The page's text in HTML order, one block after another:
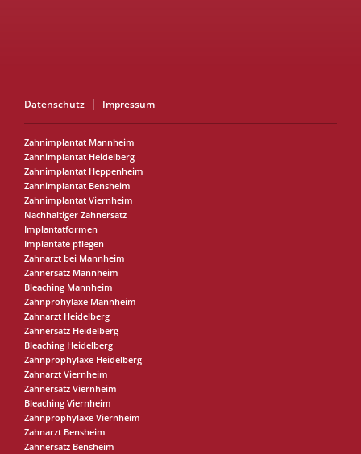
Datenschutz Impressum
Zahnimplantat Mannheim
Zahnimplantat Heidelberg
Zahnimplantat Heppenheim
Zahnimplantat Bensheim
Zahnimplantat Viernheim
Nachhaltiger Zahnersatz
Implantatformen
Implantate pflegen
Zahnarzt bei Mannheim
Zahnersatz Mannheim
Bleaching Mannheim
Zahnprohylaxe Mannheim
Zahnarzt Heidelberg
Zahnersatz Heidelberg
Bleaching Heidelberg
Zahnprophylaxe Heidelberg
Zahnarzt Viernheim
Zahnersatz Viernheim
Bleaching Viernheim
Zahnprophylaxe Viernheim
Zahnarzt Bensheim
Zahnersatz Bensheim